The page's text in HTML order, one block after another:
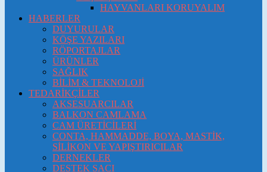
HAYVANLARI KORUYALIM
HABERLER
DUYURULAR
KÖŞE YAZILARI
RÖPORTAJLAR
ÜRÜNLER
SAĞLIK
BİLİM & TEKNOLOJİ
TEDARİKÇİLER
AKSESUARCILAR
BALKON CAMLAMA
CAM ÜRETİCİLERİ
CONTA, HAMMADDE, BOYA, MASTİK,
SİLİKON VE YAPIŞTIRICILAR
DERNEKLER
DESTEK SACI